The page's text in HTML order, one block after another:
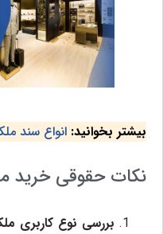
بیشتر بخوانید: انواع سند
نکات حقوقی خرید
بررسی نوع کاربری